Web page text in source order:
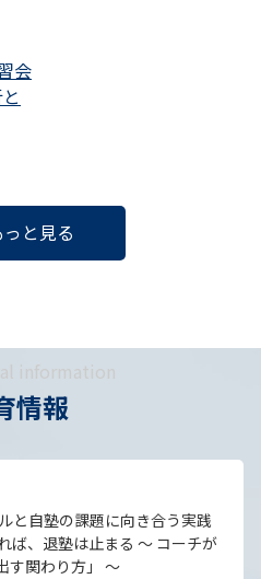
会
っと見る
information
情報
と自塾の課題に向き合う実践
ば、退塾は止まる 〜 コーチが
す関わり方」 〜